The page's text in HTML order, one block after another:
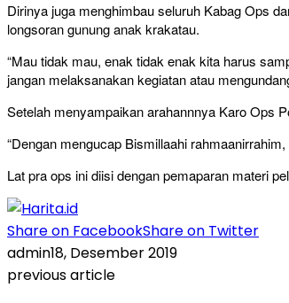
Dirinya juga menghimbau seluruh Kabag Ops
longsoran gunung anak krakatau.
“Mau tidak mau, enak tidak enak kita harus
jangan melaksanakan kegiatan atau
Setelah menyampaikan arahannnya Karo Ops
“Dengan mengucap Bismillaahi
Lat pra ops ini diisi dengan pemaparan materi
Share on FacebookShare on Twitter
admin18, Desember 2019
previous article